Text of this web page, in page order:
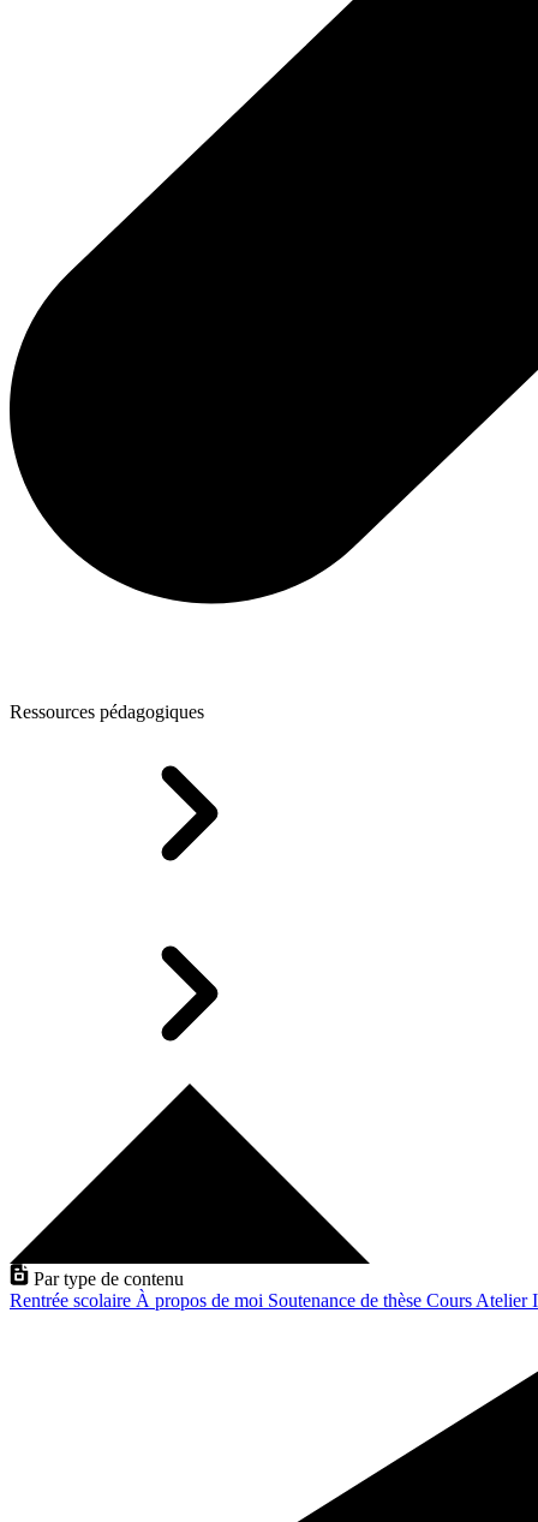
Ressources pédagogiques
Par type de contenu
Rentrée scolaire À propos de moi Soutenance de thèse Cours Atelier